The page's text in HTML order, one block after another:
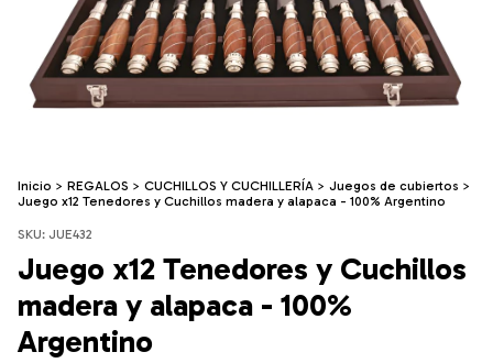
Inicio > REGALOS > CUCHILLOS Y CUCHILLERÍA > Juegos de cubiertos >
Juego x12 Tenedores y Cuchillos madera y alapaca - 100% Argentino
SKU: JUE432
Juego x12 Tenedores y Cuchillos
madera y alapaca - 100%
Argentino